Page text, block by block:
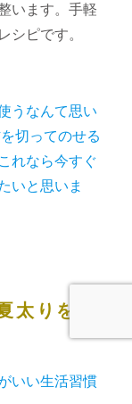
います。手軽
シピです。
うなんて思い
切ってのせる
れなら今すぐ
いと思いま
太りを阻
いい生活習慣